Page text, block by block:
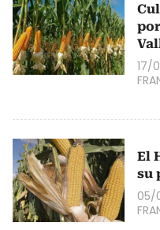
17/
El
su
05/